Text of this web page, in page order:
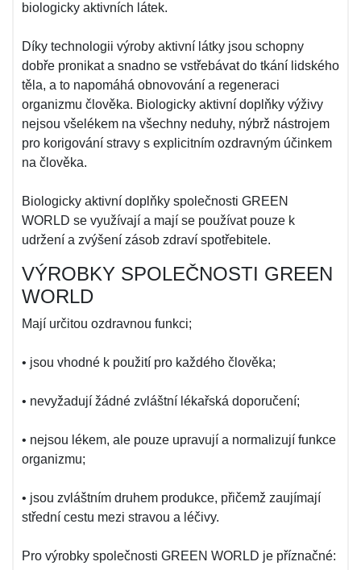
biologicky aktivních látek.
Díky technologii výroby aktivní látky jsou schopny
dobře pronikat a snadno se vstřebávat do tkání lidského
těla, a to napomáhá obnovování a regeneraci
organizmu člověka. Biologicky aktivní doplňky výživy
nejsou všelékem na všechny neduhy, nýbrž nástrojem
pro korigování stravy s explicitním ozdravným účinkem
na člověka.
Biologicky aktivní doplňky společnosti GREEN
WORLD se využívají a mají se používat pouze k
udržení a zvýšení zásob zdraví spotřebitele.
VÝROBKY SPOLEČNOSTI GREEN
WORLD
Mají určitou ozdravnou funkci;
• jsou vhodné k použití pro každého člověka;
• nevyžadují žádné zvláštní lékařská doporučení;
• nejsou lékem, ale pouze upravují a normalizují funkce
organizmu;
• jsou zvláštním druhem produkce, přičemž zaujímají
střední cestu mezi stravou a léčivy.
Pro výrobky společnosti GREEN WORLD je příznačné: